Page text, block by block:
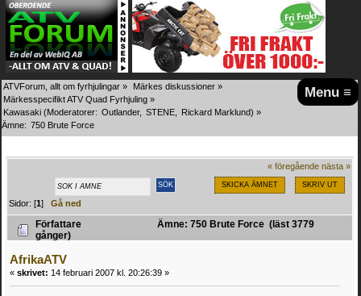
Menu ≡
ATVForum, allt om fyrhjulingar » Märkes diskussioner »
Märkesspecifikt ATV Quad Fyrhjuling »
Kawasaki (Moderatorer: Outlander, STENE Rickard Marklund) »
Ämne: 750 Brute Force
« föregående nästa »
SKICKA ÄMNET SKRIV UT
Sidor: [1]Gå ned
Författare
Ämne: 750 Brute Force (läst 3779
gånger)
AfrikaATV
« skrivet: 14 februari 2007 kl. 20:26:39 »